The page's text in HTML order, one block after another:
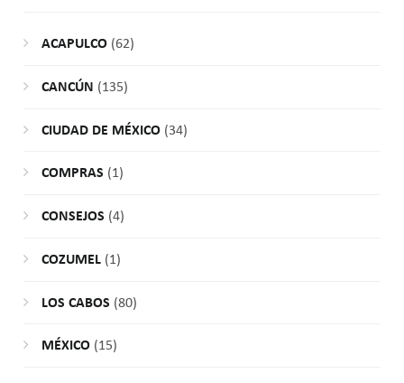
ACAPULCO(62)
CANCÚN (135)
CIUDAD DE MÉXICO(34)
COMPRAS (1)
CONSEJOS (4)
COZUMEL(1)
LOS CABOS (80)
MÉXICO(15)